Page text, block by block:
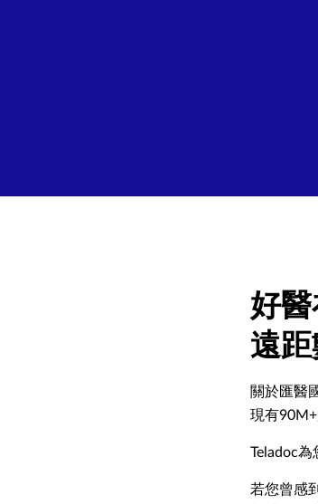
好醫
遠
關於匯醫
現有90M+
Teladoc為
若您曾感